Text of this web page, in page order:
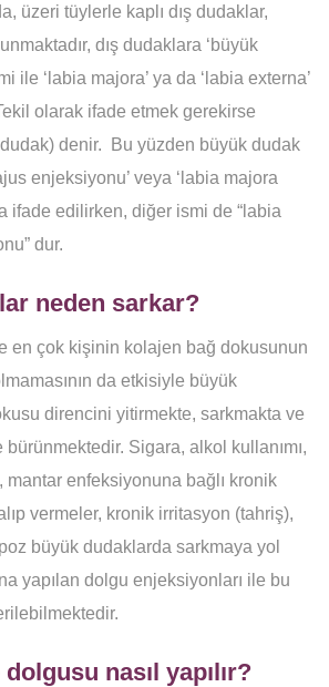
üzeri tüylerle kaplı dış dudaklar,
dış dudaklara ‘büyük
ile ‘labia majora’ ya da ‘labia externa’
olarak ifade etmek gerekirse
dudak) denir. Bu yüzden büyük dudak
enjeksiyonu’ veya ‘labia majora
ifade edilirken, diğer ismi de “labia
dur.
neden sarkar?
en çok kişinin kolajen bağ dokusunun
da etkisiyle büyük
direncini yitirmekte, sarkmakta ve
bürünmektedir. Sigara, alkol kullanımı,
mantar enfeksiyonuna bağlı kronik
alıp vermeler, kronik irritasyon (tahriş),
büyük dudaklarda sarkmaya yol
yapılan dolgu enjeksiyonları ile bu
nasıl yapılır?